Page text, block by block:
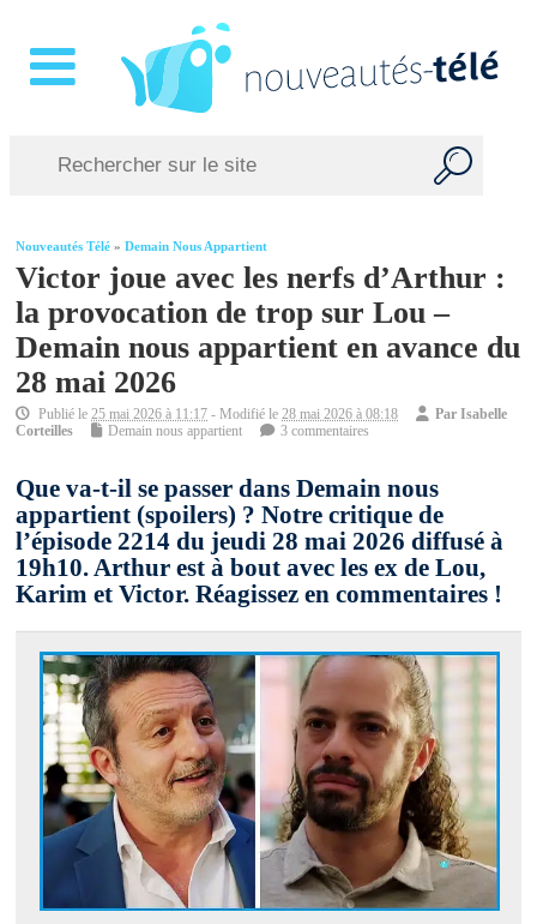
Nouveautés Télé »Demain Nous Appartient
Victor joue avec les nerfs d’Arthur :
la provocation de trop sur Lou –
Demain nous appartient en avance du
28 mai 2026
Publié le25 mai 2026 à 11:17 - Modifié le28 mai 2026 à 08:18 ParIsabelle
Corteilles
Demain nous appartient 3 commentaires
Que va-t-il se passer dans Demain nous
appartient (spoilers) ? Notre critique de
l’épisode 2214 du jeudi 28 mai 2026 diffusé à
19h10. Arthur est à bout avec les ex de Lou,
Karim et Victor. Réagissez en commentaires !